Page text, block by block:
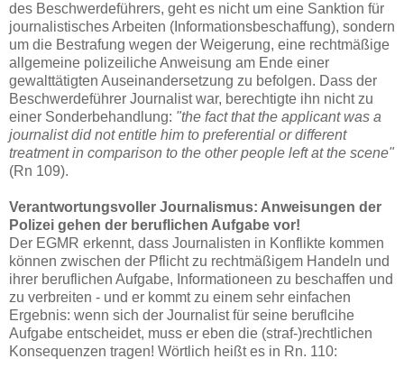
des Beschwerdeführers, geht es nicht um eine Sanktion für
journalistisches Arbeiten (Informationsbeschaffung), sondern
um die Bestrafung wegen der Weigerung, eine rechtmäßige
allgemeine polizeiliche Anweisung am Ende einer
gewalttätigten Auseinandersetzung zu befolgen. Dass der
Beschwerdeführer Journalist war, berechtigte ihn nicht zu
einer Sonderbehandlung: "the fact that the applicant was a
journalist did not entitle him to preferential or different
treatment in comparison to the other people left at the scene"
(Rn 109).
Verantwortungsvoller Journalismus: Anweisungen der
Polizei gehen der beruflichen Aufgabe vor!
Der EGMR erkennt, dass Journalisten in Konflikte kommen
können zwischen der Pflicht zu rechtmäßigem Handeln und
ihrer beruflichen Aufgabe, Informationeen zu beschaffen und
zu verbreiten - und er kommt zu einem sehr einfachen
Ergebnis: wenn sich der Journalist für seine beruflcihe
Aufgabe entscheidet, muss er eben die (straf-)rechtlichen
Konsequenzen tragen! Wörtlich heißt es in Rn. 110: